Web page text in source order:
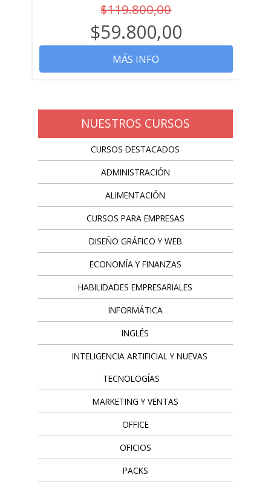
$119.800,00
$59.800,00
MÁS INFO
NUESTROS CURSOS
CURSOS DESTACADOS
ADMINISTRACIÓN
ALIMENTACIÓN
CURSOS PARA EMPRESAS
DISEÑO GRÁFICO Y WEB
ECONOMÍA Y FINANZAS
HABILIDADES EMPRESARIALES
INFORMÁTICA
INGLÉS
INTELIGENCIA ARTIFICIAL Y NUEVAS
TECNOLOGÍAS
MARKETING Y VENTAS
OFFICE
OFICIOS
PACKS